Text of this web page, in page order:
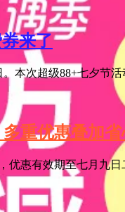
来了
本次超级88+七夕节
重优惠叠加省
惠有效期至七月九